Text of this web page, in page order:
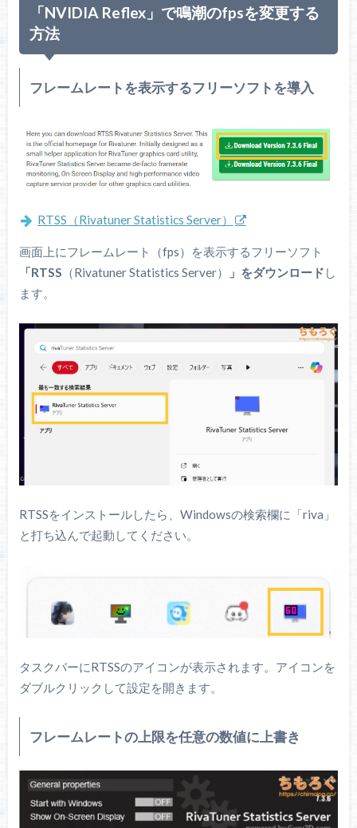
「NVIDIA Reflex」で鳴潮のfpsを変更する
方法
フレームレートを表示するフリーソフトを導入
RTSS（Rivatuner Statistics Server）
画面上にフレームレート（fps）を表示するフリーソフト
「RTSS （Rivatuner Statistics Server） 」をダウンロード し
ます。
RTSSをインストールしたら、Windowsの検索欄に「riva」
と打ち込んで起動してください。
タスクバーにRTSSのアイコンが表示されます。アイコンを
ダブルクリックして設定を開きます。
フレームレートの上限を任意の数値に上書き